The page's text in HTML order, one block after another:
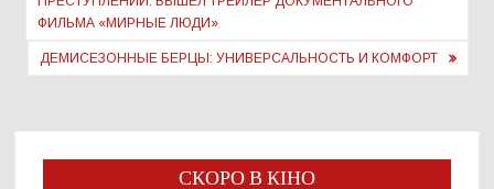
записям
ФИЛЬМА «МИРНЫЕ ЛЮДИ»
ДЕМИСЕЗОННЫЕ БЕРЦЫ: УНИВЕРСАЛЬНОСТЬ И КОМФОРТ
СКОРО В КІНО